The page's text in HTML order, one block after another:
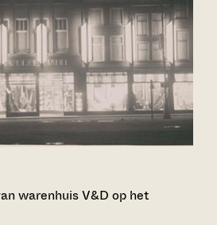
warenhuis V&D op het